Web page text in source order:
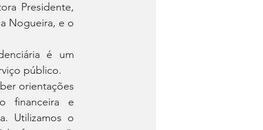
Presidente,
Nogueira, e o
é um
público.
orientações
financeira e
Utilizamos o